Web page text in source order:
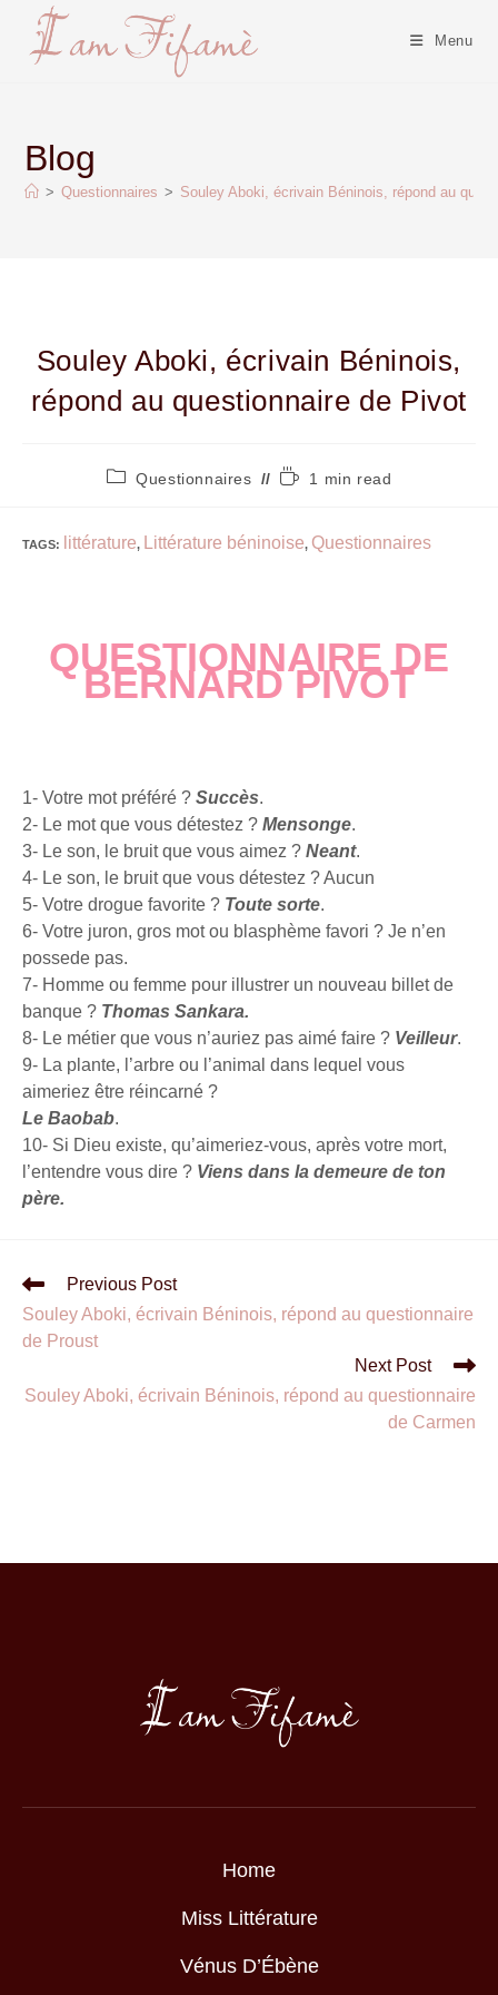
Menu
Blog
> Questionnaires > Souley Aboki, écrivain Béninois, répond au
Souley Aboki, écrivain Béninois,
répond au questionnaire de Pivot
Questionnaires 1 min read
TAGS: littérature, Littérature béninoise, Questionnaires
QUESTIONNAIRE DE
BERNARD PIVOT
1- Votre mot préféré ? Succès.
2- Le mot que vous détestez ? Mensonge.
3- Le son, le bruit que vous aimez ? Neant.
4- Le son, le bruit que vous détestez ? Aucun
5- Votre drogue favorite ? Toute sorte.
6- Votre juron, gros mot ou blasphème favori ? Je n’en
possede pas.
7- Homme ou femme pour illustrer un nouveau billet de
banque ? Thomas Sankara.
8- Le métier que vous n’auriez pas aimé faire ? Veilleur.
9- La plante, l’arbre ou l’animal dans lequel vous
aimeriez être réincarné ?
Le Baobab.
10- Si Dieu existe, qu’aimeriez-vous, après votre mort,
l’entendre vous dire ? Viens dans la demeure de ton
père.
Previous Post
Souley Aboki, écrivain Béninois, répond au questionnaire
de Proust
Next Post
Souley Aboki, écrivain Béninois, répond au questionnaire
de Carmen
Home
Miss Littérature
Vénus D’Ébène